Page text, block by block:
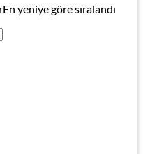
En yeniye göre sıralandı